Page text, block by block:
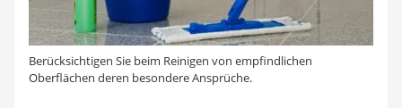
Berücksichtigen Sie beim Reinigen von empfindlichen
Oberflächen deren besondere Ansprüche.